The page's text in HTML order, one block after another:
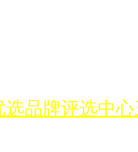
品牌评选中